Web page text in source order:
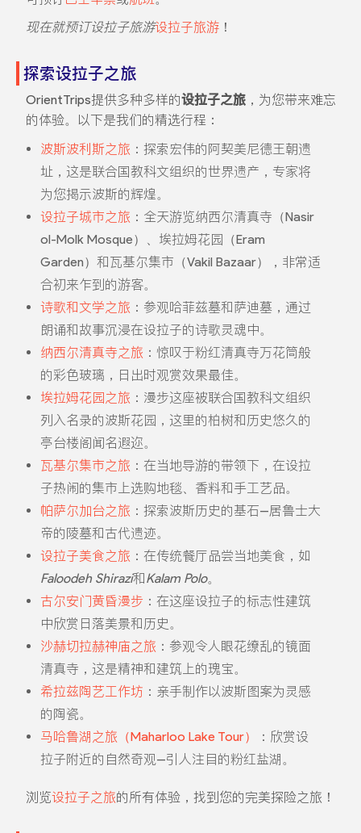
现在就预订设拉子旅游设拉子旅游！
探索设拉子之旅
OrientTrips提供多种多样的设拉子之旅，为您带来难忘
的体验。以下是我们的精选行程：
波斯波利斯之旅 ：探索宏伟的阿契美尼德王朝遗
址，这是联合国教科文组织的世界遗产，专家将
为您揭示波斯的辉煌。
设拉子城市之旅 ：全天游览纳西尔清真寺（Nasir
ol-Molk Mosque）、埃拉姆花园（Eram
Garden）和瓦基尔集市（Vakil Bazaar），非常适
合初来乍到的游客。
诗歌和文学之旅 ：参观哈菲兹墓和萨迪墓，通过
朗诵和故事沉浸在设拉子的诗歌灵魂中。
纳西尔清真寺之旅 ：惊叹于粉红清真寺万花筒般
的彩色玻璃，日出时观赏效果最佳。
埃拉姆花园之旅 ：漫步这座被联合国教科文组织
列入名录的波斯花园，这里的柏树和历史悠久的
亭台楼阁闻名遐迩。
瓦基尔集市之旅 ：在当地导游的带领下，在设拉
子热闹的集市上选购地毯、香料和手工艺品。
帕萨尔加台之旅 ：探索波斯历史的基石--居鲁士大
帝的陵墓和古代遗迹。
设拉子美食之旅 ：在传统餐厅品尝当地美食，如
Faloodeh Shirazi和Kalam Polo。
古尔安门黄昏漫步 ：在这座设拉子的标志性建筑
中欣赏日落美景和历史。
沙赫切拉赫神庙之旅 ：参观令人眼花缭乱的镜面
清真寺，这是精神和建筑上的瑰宝。
希拉兹陶艺工作坊 ：亲手制作以波斯图案为灵感
的陶瓷。
马哈鲁湖之旅（Maharloo Lake Tour）
：欣赏设
拉子附近的自然奇观--引人注目的粉红盐湖。
浏览设拉子之旅的所有体验，找到您的完美探险之旅！